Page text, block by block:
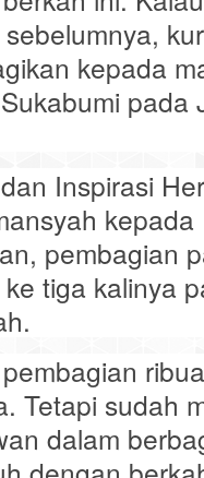
kepada
pada
Inspirasi
pembagian
tiga kalinya
Tetapi sudah
dalam